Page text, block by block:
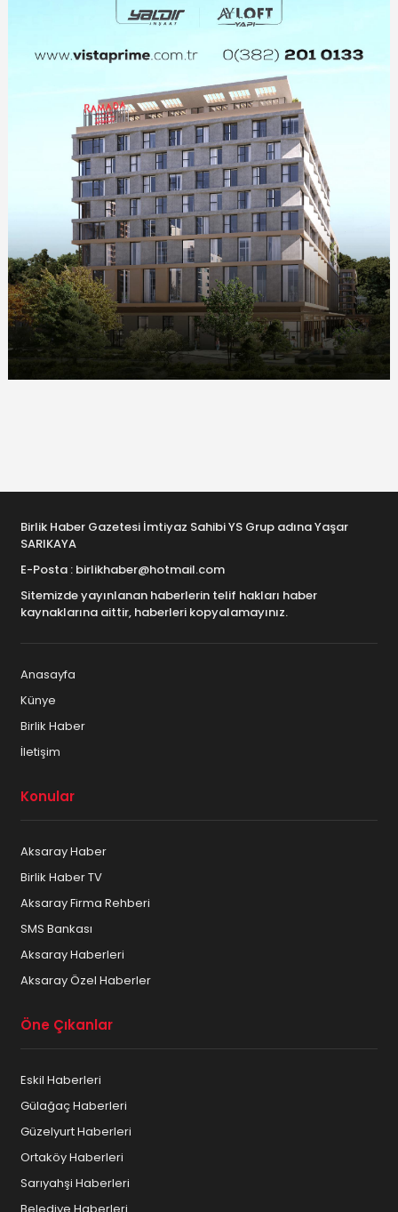
Birlik Haber Gazetesi İmtiyaz Sahibi YS Grup adına Yaşar
SARIKAYA
E-Posta : birlikhaber@hotmail.com
Sitemizde yayınlanan haberlerin telif hakları haber
kaynaklarına aittir, haberleri kopyalamayınız.
Anasayfa
Künye
Birlik Haber
İletişim
Konular
Aksaray Haber
Birlik Haber TV
Aksaray Firma Rehberi
SMS Bankası
Aksaray Haberleri
Aksaray Özel Haberler
Öne Çıkanlar
Eskil Haberleri
Gülağaç Haberleri
Güzelyurt Haberleri
Ortaköy Haberleri
Sarıyahşi Haberleri